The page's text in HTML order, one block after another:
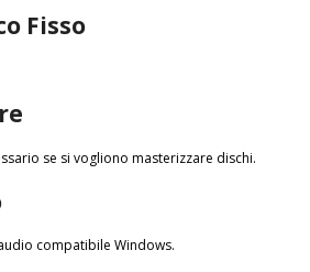
Fisso
se si vogliono masterizzare dischi.
compatibile Windows.